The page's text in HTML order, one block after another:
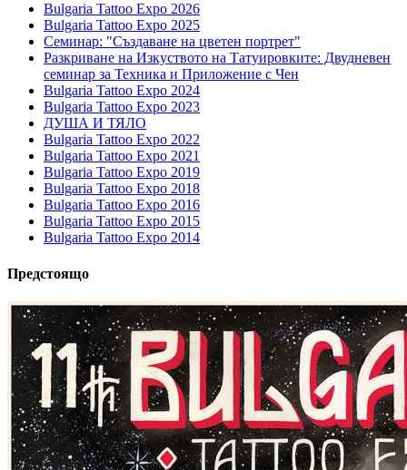
Bulgaria Tattoo Expo 2026
Bulgaria Tattoo Expo 2025
Семинар: "Създаване на цветен портрет"
Разкриване на Изкуството на Татуировките: Двудневен
семинар за Техника и Приложение с Чен
Bulgaria Tattoo Expo 2024
Bulgaria Tattoo Expo 2023
ДУША И ТЯЛО
Bulgaria Tattoo Expo 2022
Bulgaria Tattoo Expo 2021
Bulgaria Tattoo Expo 2019
Bulgaria Tattoo Expo 2018
Bulgaria Tattoo Expo 2016
Bulgaria Tattoo Expo 2015
Bulgaria Tattoo Expo 2014
Предстоящо